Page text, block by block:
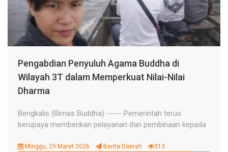
Pengabdian Penyuluh Agama Buddha di
Wilayah 3T dalam Memperkuat Nilai-Nilai
Dharma
Bengkalis (Bimas Buddha) ----- Pemerintah terus
berupaya memberikan pelayanan dan pembinaan kepada
Minggu, 29 Maret 2026 Berita Daerah 313